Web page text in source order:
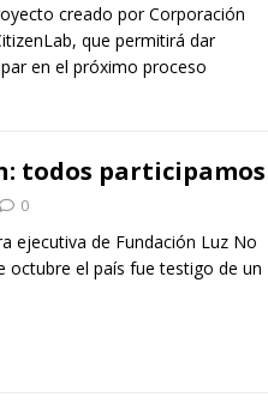
creado por Corporación
que permitirá dar
en el próximo proceso
todos participamos
0
ejecutiva de Fundación Luz No
octubre el país fue testigo de un